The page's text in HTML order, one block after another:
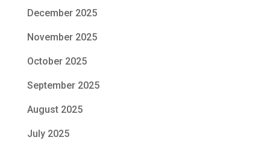
December 2025
November 2025
October 2025
September 2025
August 2025
July 2025